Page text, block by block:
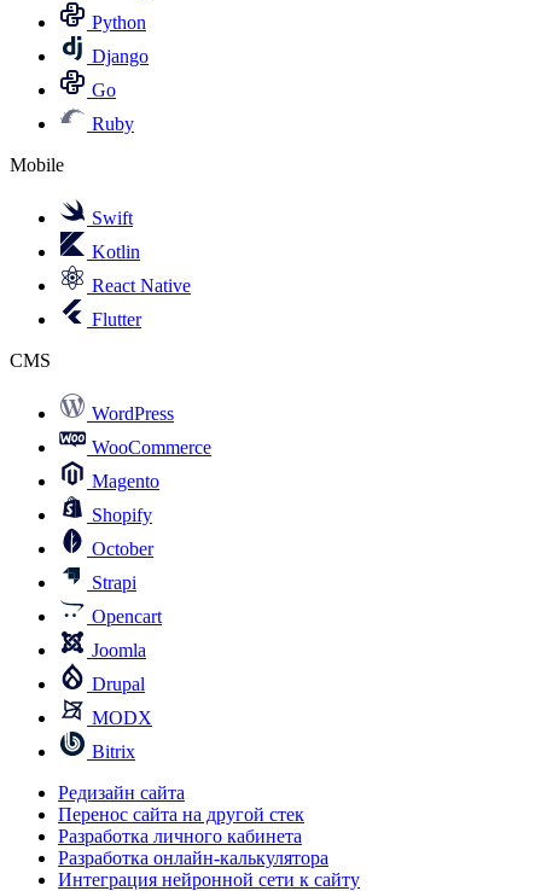
Python
Django
Go
Ruby
Mobile
Swift
Kotlin
React Native
Flutter
CMS
WordPress
WooCommerce
Magento
Shopify
October
Strapi
Opencart
Joomla
Drupal
MODX
Bitrix
Редизайн сайта
Перенос сайта на другой стек
Разработка личного кабинета
Разработка онлайн-калькулятора
Интеграция нейронной сети к сайту